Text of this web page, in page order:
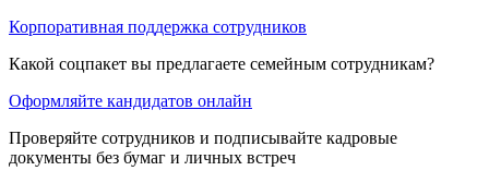
Корпоративная поддержка сотрудников
Какой соцпакет вы предлагаете семейным сотрудникам?
Оформляйте кандидатов онлайн
Проверяйте сотрудников и подписывайте кадровые
документы без бумаг и личных встреч